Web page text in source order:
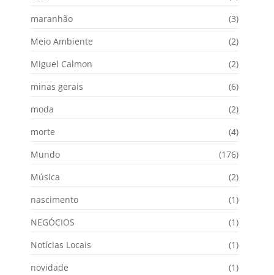
maranhão
(3)
Meio Ambiente
(2)
Miguel Calmon
(2)
minas gerais
(6)
moda
(2)
morte
(4)
Mundo
(176)
Música
(2)
nascimento
(1)
NEGÓCIOS
(1)
Notícias Locais
(1)
novidade
(1)